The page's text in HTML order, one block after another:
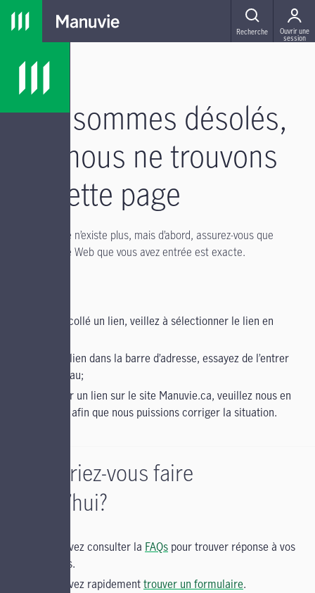
Passer à la navigation principale
Passer au contenu principal
Passer au pied de page
MENU
Recherche Ouvrir une
session
Nous sommes désolés,
mais nous ne trouvons
pas cette page
Il se peut qu’elle n’existe plus, mais d’abord, assurez-vous que
l’adresse du site Web que vous avez entrée est exacte.
copié et collé un lien, veillez à sélectionner le lien en
entré un lien dans la barre d’adresse, essayez de l’entrer
de nouveau;
cliqué sur un lien sur le site Manuvie.ca, veuillez nous en
informer afin que nous puissions corriger la situation.
Qu’aimeriez-vous faire
aujourd’hui?
Vous pouvez consulter la FAQs pour trouver réponse à vos
questions.
Vous pouvez rapidementtrouver un formulaire.